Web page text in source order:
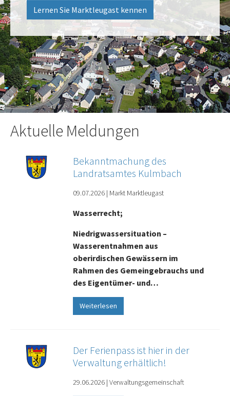
Lernen Sie Marktleugast kennen
Aktuelle Meldungen
Bekanntmachung des
Landratsamtes Kulmbach
09.07.2026 | Markt Marktleugast
Wasserrecht;
Niedrigwassersituation –
Wasserentnahmen aus
oberirdischen Gewässern im
Rahmen des Gemeingebrauchs und
des Eigentümer- und…
Weiterlesen
Der Ferienpass ist hier in der
Verwaltung erhältlich!
29.06.2026 | Verwaltungsgemeinschaft